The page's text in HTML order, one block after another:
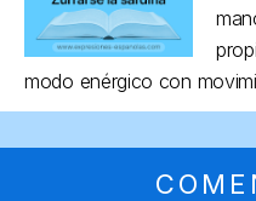
modo enérgico con